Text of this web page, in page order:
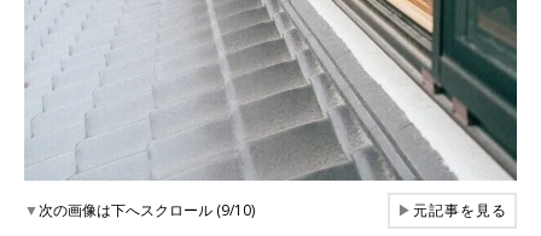
▼次の画像は下へスクロール (9/10) ▶元記事を見る